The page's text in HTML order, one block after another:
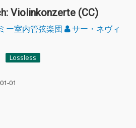
Violinkonzerte (CC)
ー室内管弦楽団
サー・ネヴィ
Lossless
01